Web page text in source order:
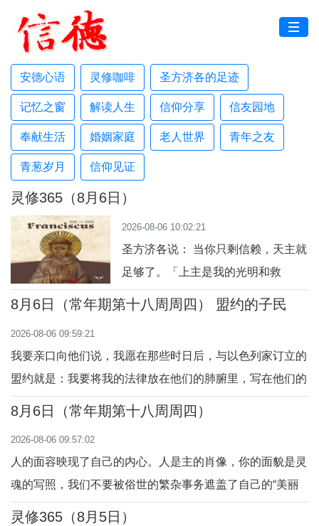
安德心语 灵修咖啡 圣方济各的足迹
记忆之窗 解读人生 信仰分享 信友园地
奉献生活 婚姻家庭 老人世界 青年之友
青葱岁月 信仰见证
灵修365（8月6日）
2026-08-06 10:02:21
圣方济各说： 当你只剩信赖，天主就
足够了。「上主是我的光明和救
援。」（咏 27:1）今日行动：重复一
8月6日（常年期第十八周周四） 盟约的子民
2026-08-06 09:59:21
我要亲口向他们说，我愿在那些时日后，与以色列家订立的
盟约就是：我要将我的法律放在他们的肺腑里，写在他们的
心头上；我要作他们的天主，他们要作我的人民。（耶
立“新约”：我要做他们的天主；他们要做我的人民。创造万
有的天主，竟与自己的受造物建立盟约，甘愿
8月6日（常年期第十八周周四）
2026-08-06 09:57:02
人的面容映现了自己的内心。人是主的肖像，你的面貌是灵
魂的写照，我们不要被俗世的繁杂事务遮盖了自己的“美丽
灵修365（8月5日）